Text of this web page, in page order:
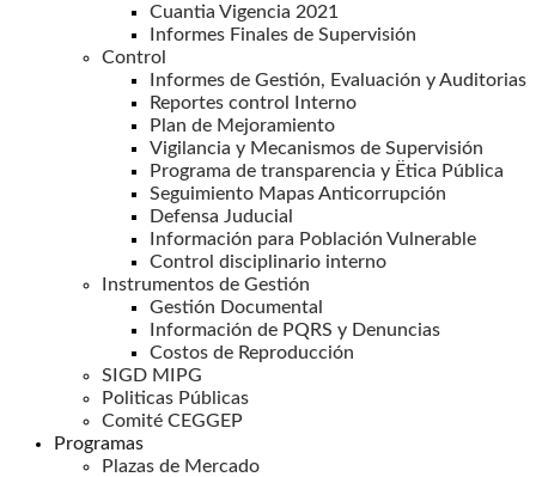
Cuantia Vigencia 2021
Informes Finales de Supervisión
Control
Informes de Gestión, Evaluación y Auditorias
Reportes control Interno
Plan de Mejoramiento
Vigilancia y Mecanismos de Supervisión
Programa de transparencia y Ëtica Pública
Seguimiento Mapas Anticorrupción
Defensa Juducial
Información para Población Vulnerable
Control disciplinario interno
Instrumentos de Gestión
Gestión Documental
Información de PQRS y Denuncias
Costos de Reproducción
SIGD MIPG
Politicas Públicas
Comité CEGGEP
Programas
Plazas de Mercado